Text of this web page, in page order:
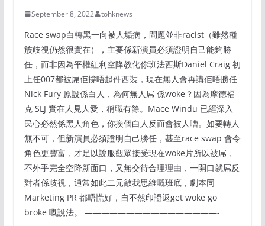
September 8, 2022 tohknews
Race swap白轉黑一向被人垢病，問題並非racist（雖然種
族歧視仍然很實在），主要係新演員必須證明自己能夠勝
任，而非因為平權紅利空降教化你班法西斯Daniel Craig 初
上任007都被屌佢撐唔起件西裝，現在無人會再講佢唔勝任
Nick Fury 原設係白人，為何無人屌 係woke？因為摩德褔
克 SLJ 實在人見人愛，稱職有餘。Mace Windu 已經深入
民心必然係黑人角色，你換個白人反而會被人嘈。如要轉人
無不可，但新演員必須證明自己勝任，甚至race swap 會令
角色更豐富，才足以說服觀眾接受現在woke片所以被屌，
不外乎完全空降新面口，又無交待合理理由，一開口就屌反
對者係歧視，通常如此二元敵我思維嘅班底，劇本同
Marketing PR 都唔慌好，自不然印證返get woke go
broke 嘅說法。 ————————————————-